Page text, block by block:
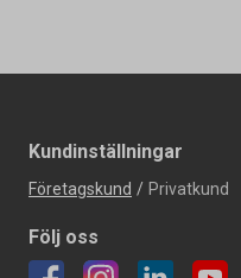
Kundinställningar
Företagskund / Privatkund
Följ oss